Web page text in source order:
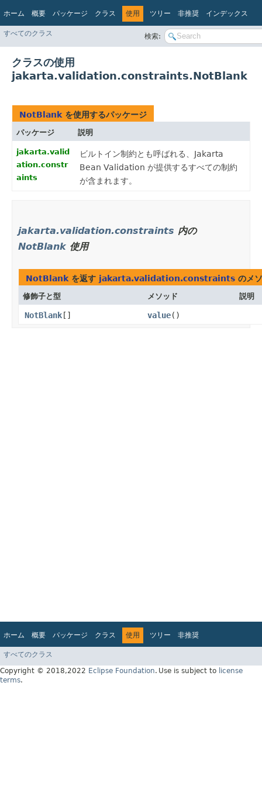
ホーム 概要 パッケージ クラス 使用 ツリー 非推奨
インデックス
ヘルプ
Jakarta EE Platform API
すべてのクラス 検索:
クラスの使用
jakarta.validation.constraints.NotBlank
NotBlank を使用するパッケージ
パッケージ 説明
jakarta.valid
ation.constr
aints
ビルトイン制約とも呼ばれる、Jakarta
Bean Validation が提供するすべての制約
が含まれます。
jakarta.validation.constraints 内の
NotBlank 使用
NotBlank を返す jakarta.validation.constraints のメ
修飾子と型 メソッド 説明
NotBlank[] value()
ホーム 概要 パッケージ クラス 使用 ツリー
非推奨
インデックス
Jakarta EE Platform API v10.0.0
すべてのクラス
Copyright © 2018,2022 Eclipse Foundation. Use is subject to license
terms.